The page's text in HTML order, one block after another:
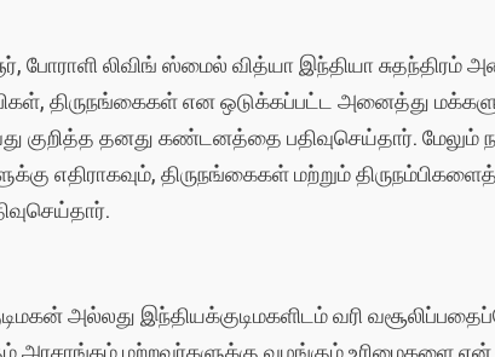
போராளி லிவிங் ஸ்மைல் வித்யா இந்தியா சுதந்திரம்
திருநங்கைகள் என ஒடுக்கப்பட்ட அனைத்து
குறித்த தனது கண்டனத்தை பதிவுசெய்தார். மேலும்
எதிராகவும், திருநங்கைகள் மற்றும்
அல்லது இந்தியக்குடிமகளிடம் வரி
அரசாங்கம் மற்றவர்களுக்கு வழங்கும் உரிமைகளை